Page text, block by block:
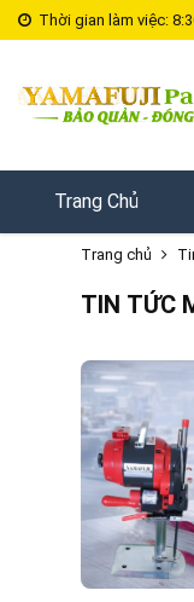
Thời gian làm việc:
Trang Chủ
Trang chủ
TIN TỨC